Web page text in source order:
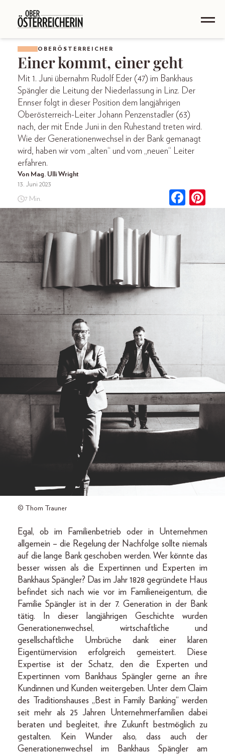
OBERÖSTERREICHER
Einer kommt, einer geht
Mit 1. Juni übernahm Rudolf Eder (47) im Bankhaus
Spängler die Leitung der Niederlassung in Linz. Der
Ennser folgt in dieser Position dem langjährigen
Oberösterreich-Leiter Johann Penzenstadler (63)
nach, der mit Ende Juni in den Ruhestand treten wird.
Wie der Generationenwechsel in der Bank gemanagt
wird, haben wir vom „alten“ und vom „neuen“ Leiter
erfahren.
Von Mag. Ulli Wright
13. Juni 2023
7 Min.
© Thom Trauner
Egal, ob im Familienbetrieb oder in Unternehmen
allgemein – die Regelung der Nachfolge sollte niemals
auf die lange Bank geschoben werden. Wer könnte das
besser wissen als die Expertinnen und Experten im
Bankhaus Spängler? Das im Jahr 1828 gegründete Haus
befindet sich nach wie vor im Familieneigentum, die
Familie Spängler ist in der 7. Generation in der Bank
tätig. In dieser langjährigen Geschichte wurden
Generationenwechsel, wirtschaftliche und
gesellschaftliche Umbrüche dank einer klaren
Eigentümervision erfolgreich gemeistert. Diese
Expertise ist der Schatz, den die Experten und
Expertinnen vom Bankhaus Spängler gerne an ihre
Kundinnen und Kunden weitergeben. Unter dem Claim
des Traditionshauses „Best in Family Banking“ werden
seit mehr als 25 Jahren Unternehmerfamilien dabei
beraten und begleitet, ihre Zukunft bestmöglich zu
gestalten. Kein Wunder also, dass auch der
Generationenwechsel im Bankhaus Spängler am